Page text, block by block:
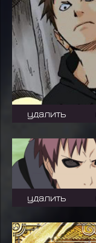
удалить
удалить